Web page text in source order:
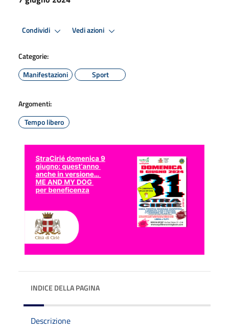
Condividi Vedi azioni
Categorie:
Manifestazioni
Sport
Argomenti:
Tempo libero
INDICE DELLA PAGINA
Descrizione